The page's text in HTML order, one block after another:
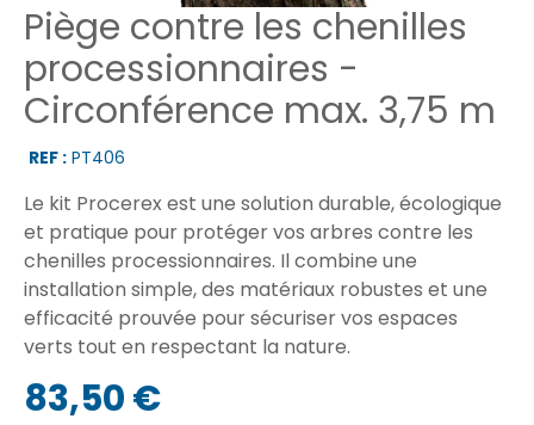
Piège contre les chenilles
processionnaires -
Circonférence max. 3,75 m
REF : PT406
Le kit Procerex est une solution durable, écologique
et pratique pour protéger vos arbres contre les
chenilles processionnaires. Il combine une
installation simple, des matériaux robustes et une
efficacité prouvée pour sécuriser vos espaces
verts tout en respectant la nature.
83,50 €